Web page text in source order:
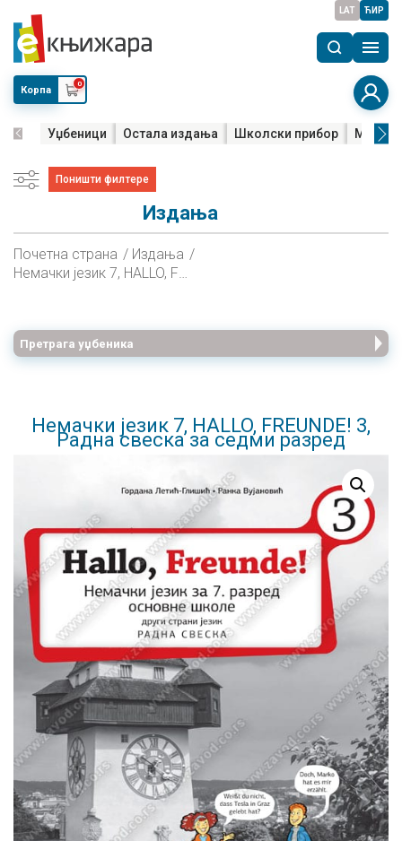
LAT ЋИР
Корпа
0
Уџбеници Остала издања Школски прибор Мала
Поништи филтере
Издања
Почетна страна
Издања
Немачки језик 7, HALLO, FREUNDE! 3, Радна свеска за седми разред
Претрага уџбеника
Немачки језик 7, HALLO, FREUNDE! 3,
Радна свеска за седми разред